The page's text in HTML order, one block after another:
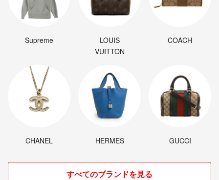
Supreme
LOUIS
VUITTON
COACH
CHANEL HERMES GUCCI
すべてのブランドを見る